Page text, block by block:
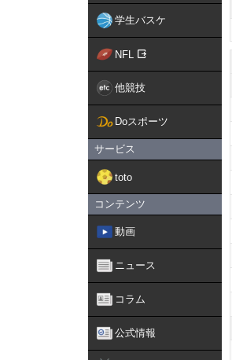
学生バスケ
NFL
他競技
Doスポーツ
サービス
toto
コンテンツ
動画
ニュース
コラム
公式情報